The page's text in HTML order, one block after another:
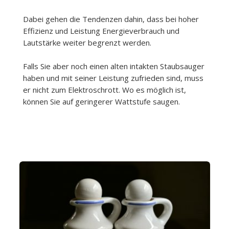
Dabei gehen die Tendenzen dahin, dass bei hoher
Effizienz und Leistung Energieverbrauch und
Lautstärke weiter begrenzt werden.
Falls Sie aber noch einen alten intakten Staubsauger
haben und mit seiner Leistung zufrieden sind, muss
er nicht zum Elektroschrott. Wo es möglich ist,
können Sie auf geringerer Wattstufe saugen.